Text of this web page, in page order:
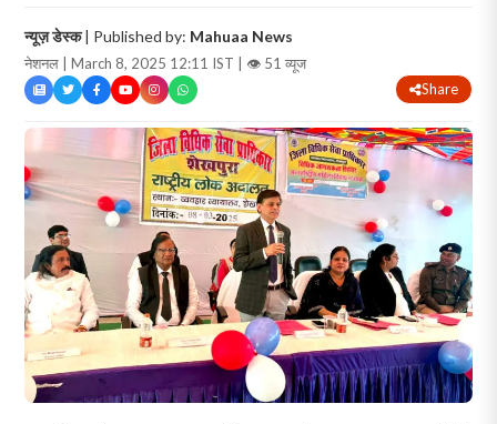
न्यूज़ डेस्क| Published by: Mahuaa News
नेशनल | March 8, 2025 12:11 IST | 👁 51 व्यूज
Share